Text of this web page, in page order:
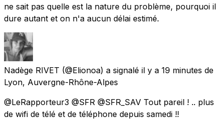
ne sait pas quelle est la nature du problème, pourquoi il
dure autant et on n'a aucun délai estimé.
Nadège RIVET (@Elionoa) a signalé il y a 19 minutes de
Lyon, Auvergne-Rhône-Alpes
@LeRapporteur3 @SFR @SFR_SAV Tout pareil ! .. plus
de wifi de télé et de téléphone depuis samedi !!